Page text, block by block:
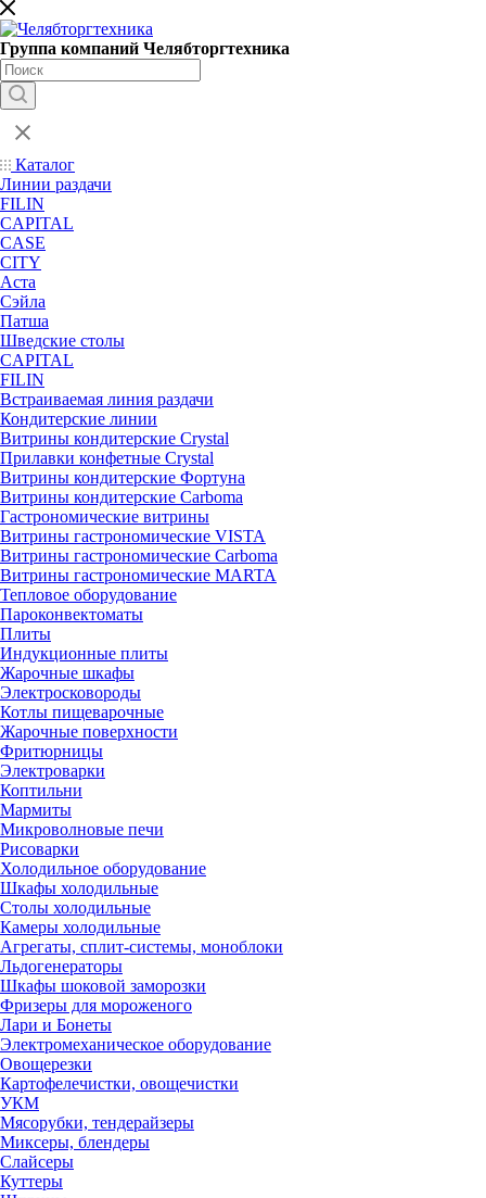
Группа компаний Челябторгтехника
Каталог
Линии раздачи
FILIN
CAPITAL
CASE
CITY
Аста
Сэйла
Патша
Шведские столы
CAPITAL
FILIN
Встраиваемая линия раздачи
Кондитерские линии
Витрины кондитерские Crystal
Прилавки конфетные Crystal
Витрины кондитерские Фортуна
Витрины кондитерские Carboma
Гастрономические витрины
Витрины гастрономические VISTA
Витрины гастрономические Carboma
Витрины гастрономические MARTA
Тепловое оборудование
Пароконвектоматы
Плиты
Индукционные плиты
Жарочные шкафы
Электросковороды
Котлы пищеварочные
Жарочные поверхности
Фритюрницы
Электроварки
Коптильни
Мармиты
Микроволновые печи
Рисоварки
Холодильное оборудование
Шкафы холодильные
Столы холодильные
Камеры холодильные
Агрегаты, сплит-системы, моноблоки
Льдогенераторы
Шкафы шоковой заморозки
Фризеры для мороженого
Лари и Бонеты
Электромеханическое оборудование
Овощерезки
Картофелечистки, овощечистки
УКМ
Мясорубки, тендерайзеры
Миксеры, блендеры
Слайсеры
Куттеры